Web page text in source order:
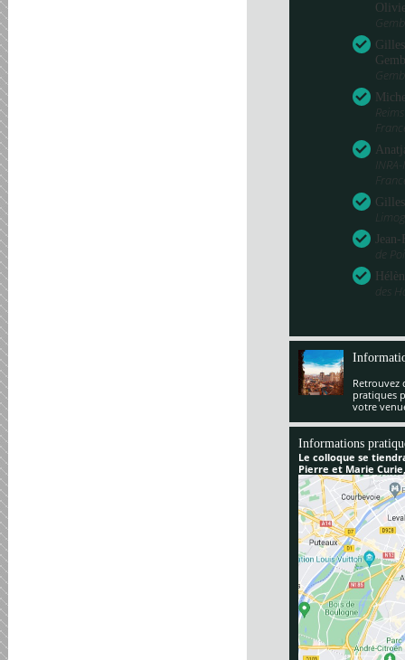
de
des
Retrouvez
pratiques
votre
Informations
Le colloque se
Pierre et Marie